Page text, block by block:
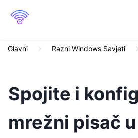
Glavni Razni Windows Savjeti
Spojite i
mrežni pisač